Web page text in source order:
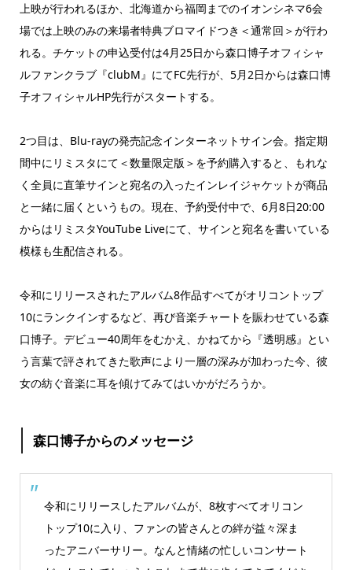
上映が行われるほか、北海道から福岡までのイオンシネマ6会
場では上映のみの来場者特典ブロマイドつき＜通常回＞が行わ
れる。チケットの申込受付は4月25日から森口博子オフィシャ
ルファンクラブ『clubM』にてFC先行が、5月2日からは森口博
子オフィシャルHP先行がスタートする。
2つ目は、Blu-rayの発売記念インターネットサイン会。指定期
間中にリミスタにて＜数量限定版＞を予約購入すると、もれな
く全員に直筆サインと宛名の入ったインレイジャケットが商品
と一緒に届くというもの。現在、予約受付中で、6月8日20:00
からはリミスタYouTube Liveにて、サインと宛名を書いている
模様も生配信される。
令和にリリースされたアルバム8作品すべてがオリコントップ
10にランクインするなど、再び音楽チャートを賑わせている森
口博子。デビュー40周年をむかえ、かねてから『透明感』とい
う言葉で評されてきた歌声により一層の深みが加わった今、彼
女の紡ぐ音楽に耳を傾けてみてはいかがだろうか。
森口博子からのメッセージ
令和にリリースしたアルバムが、8枚すべてオリコン
トップ10に入り、ファンの皆さんとの絆が益々深ま
ったアニバーサリー。なんと情緒の忙しいコンサート